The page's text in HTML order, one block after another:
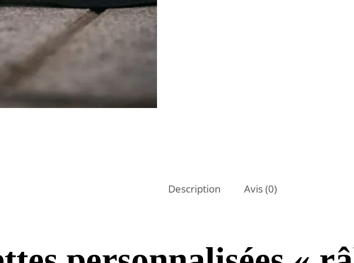
Description Avis (0)